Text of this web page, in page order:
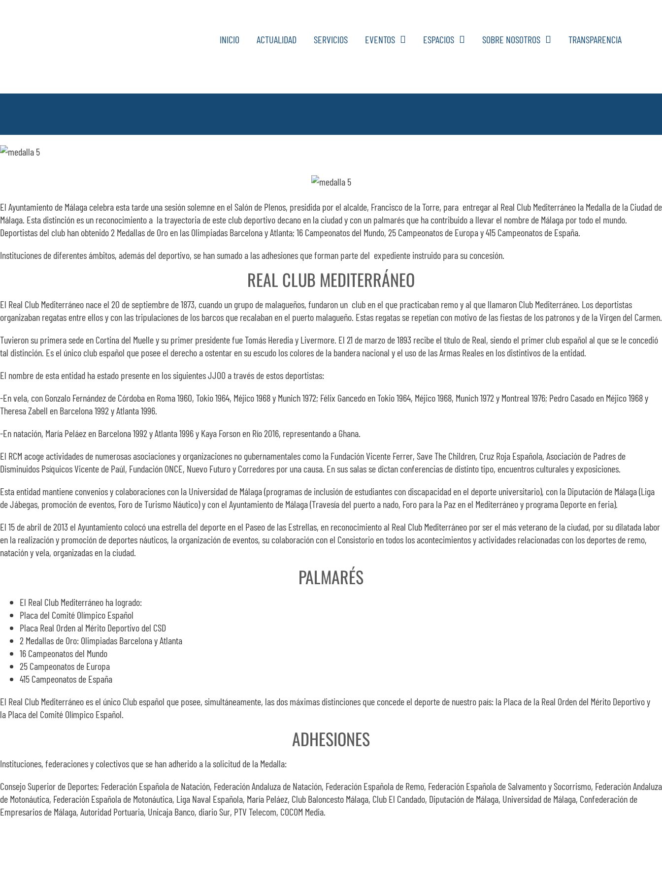
INICIO ACTUALIDAD SERVICIOS EVENTOS ESPACIOS SOBRE NOSOTROS TRANSPARENCIA
El Ayuntamiento de Málaga celebra esta tarde una sesión solemne en el Salón de Plenos, presidida por el alcalde, Francisco de la Torre, para entregar al Real Club Mediterráneo la Medalla de la Ciudad de
Málaga. Esta distinción es un reconocimiento a la trayectoria de este club deportivo decano en la ciudad y con un palmarés que ha contribuido a llevar el nombre de Málaga por todo el mundo.
Deportistas del club han obtenido 2 Medallas de Oro en las Olimpiadas Barcelona y Atlanta; 16 Campeonatos del Mundo, 25 Campeonatos de Europa y 415 Campeonatos de España.
Instituciones de diferentes ámbitos, además del deportivo, se han sumado a las adhesiones que forman parte del expediente instruido para su concesión.
REAL CLUB MEDITERRÁNEO
El Real Club Mediterráneo nace el 20 de septiembre de 1873, cuando un grupo de malagueños, fundaron un club en el que practicaban remo y al que llamaron Club Mediterráneo. Los deportistas
organizaban regatas entre ellos y con las tripulaciones de los barcos que recalaban en el puerto malagueño. Estas regatas se repetían con motivo de las fiestas de los patronos y de la Virgen del Carmen.
Tuvieron su primera sede en Cortina del Muelle y su primer presidente fue Tomás Heredia y Livermore. El 21 de marzo de 1893 recibe el título de Real, siendo el primer club español al que se le concedió
tal distinción. Es el único club español que posee el derecho a ostentar en su escudo los colores de la bandera nacional y el uso de las Armas Reales en los distintivos de la entidad.
El nombre de esta entidad ha estado presente en los siguientes JJOO a través de estos deportistas:
-En vela, con Gonzalo Fernández de Córdoba en Roma 1960, Tokio 1964, Méjico 1968 y Munich 1972; Félix Gancedo en Tokio 1964, Méjico 1968, Munich 1972 y Montreal 1976; Pedro Casado en Méjico 1968 y
Theresa Zabell en Barcelona 1992 y Atlanta 1996.
-En natación, María Peláez en Barcelona 1992 y Atlanta 1996 y Kaya Forson en Río 2016, representando a Ghana.
El RCM acoge actividades de numerosas asociaciones y organizaciones no gubernamentales como la Fundación Vicente Ferrer, Save The Children, Cruz Roja Española, Asociación de Padres de
Disminuidos Psíquicos Vicente de Paúl, Fundación ONCE, Nuevo Futuro y Corredores por una causa. En sus salas se dictan conferencias de distinto tipo, encuentros culturales y exposiciones.
Esta entidad mantiene convenios y colaboraciones con la Universidad de Málaga (programas de inclusión de estudiantes con discapacidad en el deporte universitario), con la Diputación de Málaga (Liga
de Jábegas, promoción de eventos, Foro de Turismo Náutico) y con el Ayuntamiento de Málaga (Travesía del puerto a nado, Foro para la Paz en el Mediterráneo y programa Deporte en feria).
El 15 de abril de 2013 el Ayuntamiento colocó una estrella del deporte en el Paseo de las Estrellas, en reconocimiento al Real Club Mediterráneo por ser el más veterano de la ciudad, por su dilatada labor
en la realización y promoción de deportes náuticos, la organización de eventos, su colaboración con el Consistorio en todos los acontecimientos y actividades relacionadas con los deportes de remo,
natación y vela, organizadas en la ciudad.
PALMARÉS
El Real Club Mediterráneo ha logrado:
Placa del Comité Olímpico Español
Placa Real Orden al Mérito Deportivo del CSD
2 Medallas de Oro: Olimpiadas Barcelona y Atlanta
16 Campeonatos del Mundo
25 Campeonatos de Europa
415 Campeonatos de España
El Real Club Mediterráneo es el único Club español que posee, simultáneamente, las dos máximas distinciones que concede el deporte de nuestro país: la Placa de la Real Orden del Mérito Deportivo y
la Placa del Comité Olímpico Español.
ADHESIONES
Instituciones, federaciones y colectivos que se han adherido a la solicitud de la Medalla:
Consejo Superior de Deportes; Federación Española de Natación, Federación Andaluza de Natación, Federación Española de Remo, Federación Española de Salvamento y Socorrismo, Federación Andaluza
de Motonáutica, Federación Española de Motonáutica, Liga Naval Española, María Peláez, Club Baloncesto Málaga, Club El Candado, Diputación de Málaga, Universidad de Málaga, Confederación de
Empresarios de Málaga, Autoridad Portuaria, Unicaja Banco, diario Sur, PTV Telecom, COCOM Media.